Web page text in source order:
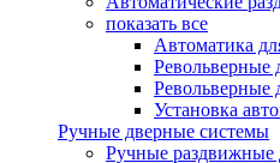
показать все
Автоматика
Револьверные
Установка
Ручные дверные системы
Ручные раздвижные